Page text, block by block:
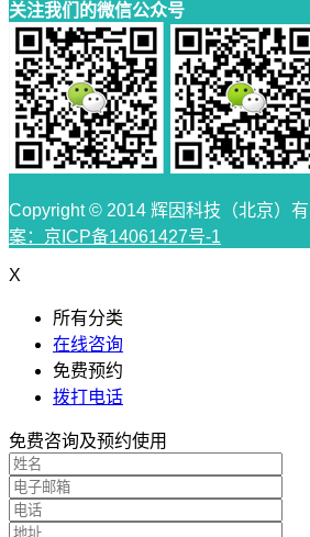
关注我们的微信公众号
Copyright © 2014 辉因科技（北京）有
案：京ICP备14061427号-1
X
所有分类
在线咨询
免费预约
拨打电话
免费咨询及预约使用